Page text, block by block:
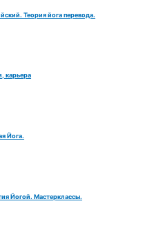
Теория йога перевода.
карьера
Йога.
Йогой. Мастерклассы.